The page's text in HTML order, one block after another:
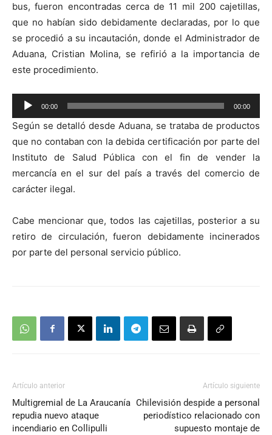
bus, fueron encontradas cerca de 11 mil 200 cajetillas,
que no habían sido debidamente declaradas, por lo que
se procedió a su incautación, donde el Administrador de
Aduana, Cristian Molina, se refirió a la importancia de
este procedimiento.
Reproductor
de
audio
00:00 00:00
Según se detalló desde Aduana, se trataba de productos
que no contaban con la debida certificación por parte del
Instituto de Salud Pública con el fin de vender la
mercancía en el sur del país a través del comercio de
carácter ilegal.
Cabe mencionar que, todos las cajetillas, posterior a su
retiro de circulación, fueron debidamente incinerados
por parte del personal servicio público.
Artículo anterior
Multigremial de La Araucanía
repudia nuevo ataque
incendiario en Collipulli
Artículo siguiente
Chilevisión despide a personal
periodístico relacionado con
supuesto montaje de